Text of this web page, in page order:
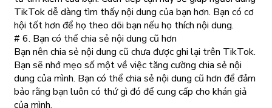
TikTok dễ dàng tìm thấy nội dung của bạn hơn. Bạn có cơ
hội tốt hơn để họ theo dõi bạn nếu họ thích nội dung.
# 6. Bạn có thể chia sẻ nội dung cũ hơn
Bạn nên chia sẻ nội dung cũ chưa được ghi lại trên TikTok.
Bạn sẽ nhớ mẹo số một về việc tăng cường chia sẻ nội
dung của mình. Bạn có thể chia sẻ nội dung cũ hơn để đảm
bảo rằng bạn luôn có thứ gì đó để cung cấp cho khán giả
của mình.